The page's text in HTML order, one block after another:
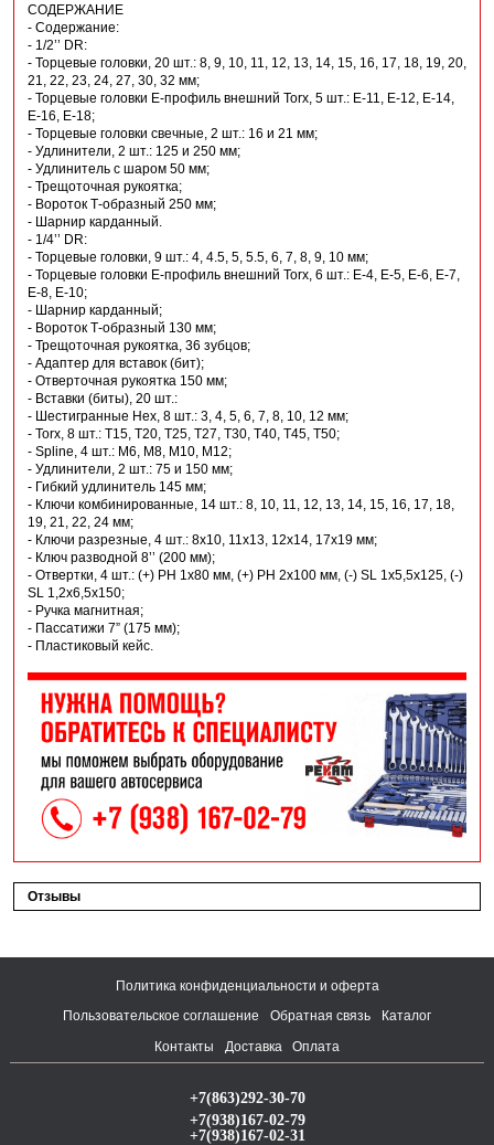
СОДЕРЖАНИЕ
- Содержание:
- 1/2’’ DR:
- Торцевые головки, 20 шт.: 8, 9, 10, 11, 12, 13, 14, 15, 16, 17, 18, 19, 20,
21, 22, 23, 24, 27, 30, 32 мм;
- Торцевые головки Е-профиль внешний Torx, 5 шт.: Е-11, Е-12, Е-14,
Е-16, Е-18;
- Торцевые головки свечные, 2 шт.: 16 и 21 мм;
- Удлинители, 2 шт.: 125 и 250 мм;
- Удлинитель с шаром 50 мм;
- Трещоточная рукоятка;
- Вороток Т-образный 250 мм;
- Шарнир карданный.
- 1/4’’ DR:
- Торцевые головки, 9 шт.: 4, 4.5, 5, 5.5, 6, 7, 8, 9, 10 мм;
- Торцевые головки Е-профиль внешний Torx, 6 шт.: Е-4, Е-5, Е-6, Е-7,
Е-8, E-10;
- Шарнир карданный;
- Вороток Т-образный 130 мм;
- Трещоточная рукоятка, 36 зубцов;
- Адаптер для вставок (бит);
- Отверточная рукоятка 150 мм;
- Вставки (биты), 20 шт.:
- Шестигранные Нех, 8 шт.: 3, 4, 5, 6, 7, 8, 10, 12 мм;
- Torx, 8 шт.: Т15, Т20, Т25, Т27, Т30, Т40, Т45, Т50;
- Spline, 4 шт.: М6, М8, М10, М12;
- Удлинители, 2 шт.: 75 и 150 мм;
- Гибкий удлинитель 145 мм;
- Ключи комбинированные, 14 шт.: 8, 10, 11, 12, 13, 14, 15, 16, 17, 18,
19, 21, 22, 24 мм;
- Ключи разрезные, 4 шт.: 8х10, 11х13, 12х14, 17х19 мм;
- Ключ разводной 8’’ (200 мм);
- Отвертки, 4 шт.: (+) PH 1x80 мм, (+) PH 2х100 мм, (-) SL 1х5,5х125, (-)
SL 1,2х6,5х150;
- Ручка магнитная;
- Пассатижи 7” (175 мм);
- Пластиковый кейс.
Отзывы
Политика конфиденциальности и оферта
Пользовательское соглашение
Обратная связь
Каталог
Контакты
Доставка Оплата
+7(863)292-30-70
+7(938)167-02-79
+7(938)167-02-31